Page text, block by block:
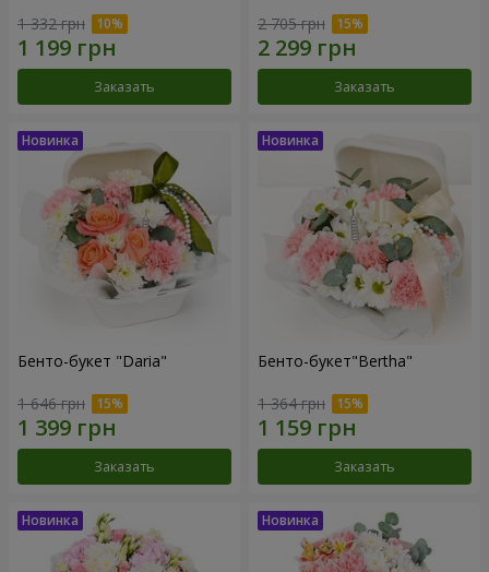
1 332 грн
Заказать
2 705 грн
Заказать
Бенто-букет "Daria"
1 646 грн
Заказать
Бенто-букет"Bertha"
1 364 грн
Заказать